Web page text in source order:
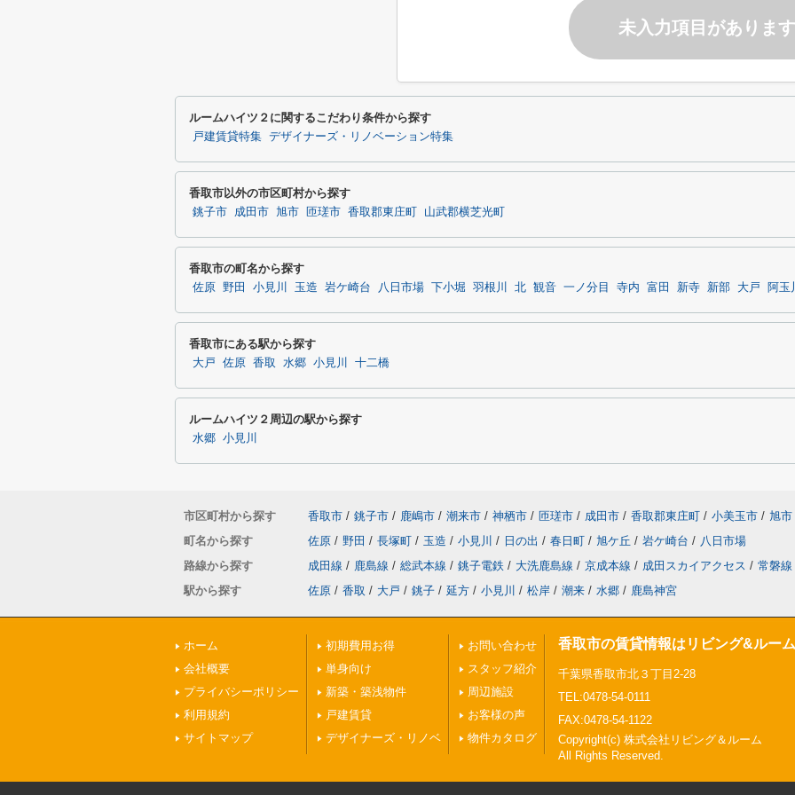
未入力項目があります
ルームハイツ２に関するこだわり条件から探す
戸建賃貸特集 デザイナーズ・リノベーション特集
香取市以外の市区町村から探す
銚子市 成田市 旭市 匝瑳市 香取郡東庄町 山武郡横芝光町
香取市の町名から探す
佐原 野田 小見川 玉造 岩ケ崎台 八日市場 下小堀 羽根川 北 観音 一ノ分目 寺内 富田 新寺 新部 大戸 阿玉
香取市にある駅から探す
大戸 佐原 香取 水郷 小見川 十二橋
ルームハイツ２周辺の駅から探す
水郷 小見川
市区町村から探す 香取市 / 銚子市 / 鹿嶋市 / 潮来市 / 神栖市 / 匝瑳市 / 成田市 / 香取郡東庄町 / 小美玉市 / 旭市
町名から探す
佐原 / 野田 / 長塚町 / 玉造 / 小見川 / 日の出 / 春日町 / 旭ケ丘 / 岩ケ崎台 / 八日市場
路線から探す
成田線 / 鹿島線 / 総武本線 / 銚子電鉄 / 大洗鹿島線 / 京成本線 / 成田スカイアクセス / 常磐線
駅から探す
佐原 / 香取 / 大戸 / 銚子 / 延方 / 小見川 / 松岸 / 潮来 / 水郷 / 鹿島神宮
ホーム
会社概要
プライバシーポリシー
利用規約
サイトマップ
初期費用お得
単身向け
新築・築浅物件
戸建賃貸
デザイナーズ・リノベ
お問い合わせ
スタッフ紹介
周辺施設
お客様の声
物件カタログ
香取市の賃貸情報はリビング&ルー
千葉県香取市北３丁目2-28
TEL:0478-54-0111
FAX:0478-54-1122
Copyright(c) 株式会社リビング＆ルーム
All Rights Reserved.